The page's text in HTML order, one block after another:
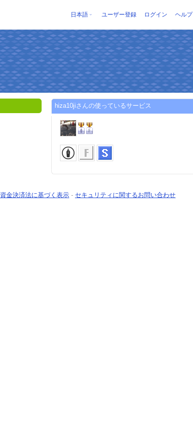
日本語 ユーザー登録 ログイン ヘルプ
hiza10jiさんの使っているサービス
資金決済法に基づく表示 - セキュリティに関するお問い合わせ